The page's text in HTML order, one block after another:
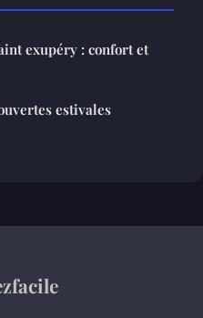
exupéry : confort et
estivales